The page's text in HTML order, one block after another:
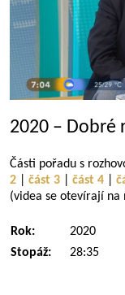
2020 – Dobré
Části pořadu s
2
část 3 část 4
(videa se otevírají na
Rok:
2020
Stopáž:
28:35